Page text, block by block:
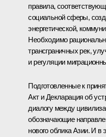
правила,
социальной сферы,
энергетической,
Необходимо
трансграничных рек,
и регуляции
Подготовленные к
Акт и Декларация об
диалогу между
обозначающие
нового облика Азии. И в